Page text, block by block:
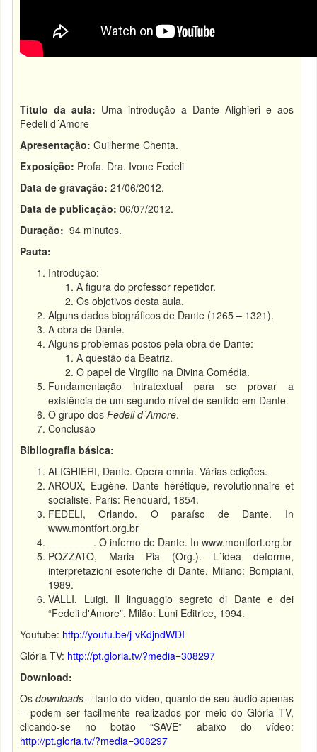
Título da aula: Uma introdução a Dante Alighieri e aos
Fedeli d´Amore
Apresentação: Guilherme Chenta.
Exposição: Profa. Dra. Ivone Fedeli
Data de gravação: 21/06/2012.
Data de publicação: 06/07/2012.
Duração: 94 minutos.
Pauta:
Introdução:
A figura do professor repetidor.
Os objetivos desta aula.
Alguns dados biográficos de Dante (1265 – 1321).
A obra de Dante.
Alguns problemas postos pela obra de Dante:
A questão da Beatriz.
O papel de Virgílio na Divina Comédia.
Fundamentação intratextual para se provar a
existência de um segundo nível de sentido em Dante.
O grupo dosFedeli d´Amore.
Conclusão
Bibliografia básica:
ALIGHIERI, Dante. Opera omnia. Várias edições.
AROUX, Eugène. Dante hérétique, revolutionnaire et
socialiste. Paris: Renouard, 1854.
FEDELI, Orlando. O paraíso de Dante. In
www.montfort.org.br
________. O inferno de Dante. In www.montfort.org.br
POZZATO, Maria Pia (Org.). L´idea deforme,
interpretazioni esoteriche di Dante. Milano: Bompiani,
1989.
VALLI, Luigi. Il linguaggio segreto di Dante e dei
“Fedeli d'Amore”. Milão: Luni Editrice, 1994.
Youtube: http://youtu.be/j-vKdjndWDI
Glória TV: http://pt.gloria.tv/?media=308297
Download:
Osdownloads –tanto do vídeo, quanto de seu áudio apenas
– podem ser facilmente realizados por meio do Glória TV,
clicando-se no botão “SAVE” abaixo do vídeo:
http://pt.gloria.tv/?media=308297